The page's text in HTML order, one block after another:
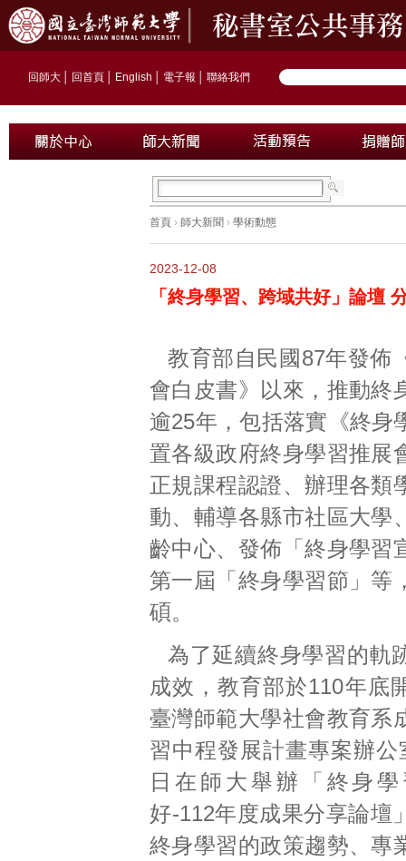
回師大 回首頁 English 電子報 聯絡我們
首頁 › 師大新聞 › 學術動態
2023-12-08
「終身學習、跨域共好」論壇
教育部自民國87年發佈
會白皮書》以來，推動終
逾25年，包括落實《終身
置各級政府終身學習推展
正規課程認證、辦理各類
動、輔導各縣市社區大學
齡中心、發佈「終身學習
第一屆「終身學習節」等
碩。
為了延續終身學習的軌
成效，教育部於110年底
臺灣師範大學社會教育系
習中程發展計畫專案辦公
日在師大舉辦「終身
好-112年度成果分享論壇
終身學習的政策趨勢、專